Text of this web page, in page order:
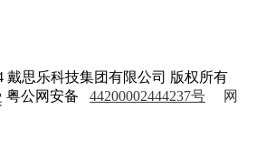
戴思乐科技集团有限公司 版权所有
粤公网安备 44200002444237号
网